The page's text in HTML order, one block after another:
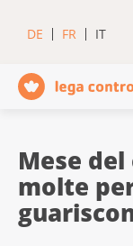
DE FR IT
Mese
molte